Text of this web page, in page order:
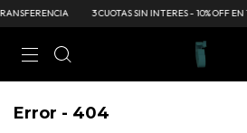
3 CUOTAS SIN INTERES - 10% OFF EN
Error - 404